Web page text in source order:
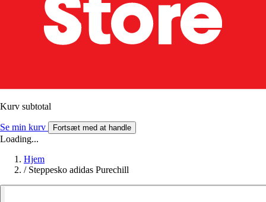
Kurv subtotal
Se min kurv Fortsæt med at handle
Loading...
Hjem
/ Steppesko adidas Purechill